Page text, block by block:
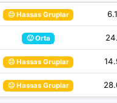
😐 Hassas Gruplar
🙂 Orta
😐 Hassas Gruplar
😐 Hassas Gruplar